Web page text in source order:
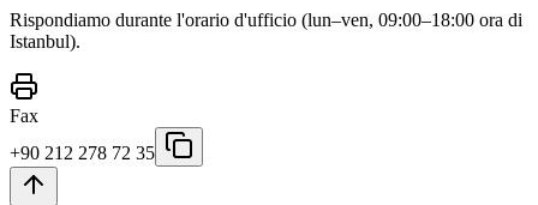
Rispondiamo durante l'orario d'ufficio (lun–ven, 09:00–18:00 ora di
Istanbul).
Fax
+90 212 278 72 35